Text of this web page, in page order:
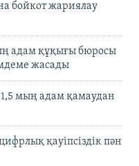
бойкот жариялау
адам құқығы бюросы
жасады
мың адам қамаудан
қауіпсіздік пән